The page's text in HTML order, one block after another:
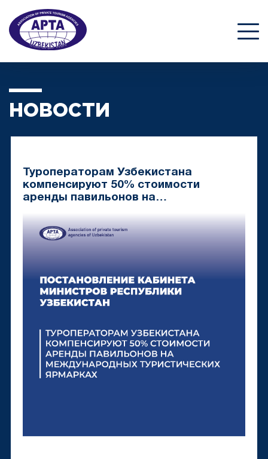
НОВОСТИ
Туроператорам Узбекистана
компенсируют 50% стоимости
аренды павильонов на
ярмарках